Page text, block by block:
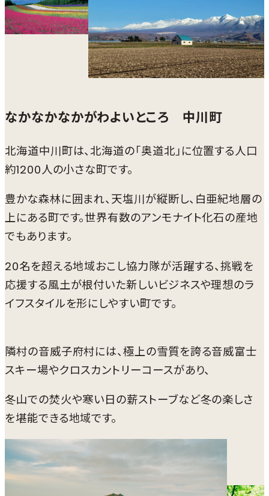
なかなかなかがわよいところ 中川町
北海道中川町は、北海道の「奥道北」に位置する人口
約1200人の小さな町です。
豊かな森林に囲まれ、天塩川が縦断し、白亜紀地層の
上にある町です。世界有数のアンモナイト化石の産地
でもあります。
20名を超える地域おこし協力隊が活躍する、挑戦を
応援する風土が根付いた新しいビジネスや理想のラ
イフスタイルを形にしやすい町です。
隣村の音威子府村には、極上の雪質を誇る音威富士
スキー場やクロスカントリーコースがあり、
冬山での焚火や寒い日の薪ストーブなど冬の楽しさ
を堪能できる地域です。